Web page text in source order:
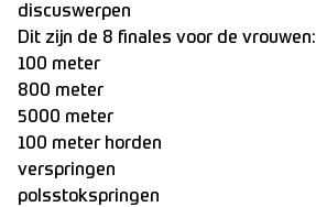
discuswerpen
Dit zijn de 8 finales voor de vrouwen:
100 meter
800 meter
5000 meter
100 meter horden
verspringen
polsstokspringen